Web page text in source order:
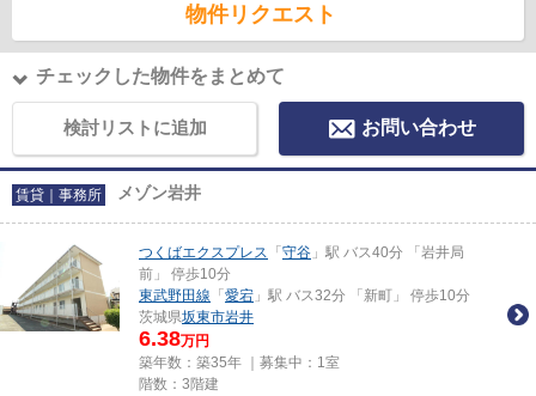
物件リクエスト
チェックした物件をまとめて
検討リストに追加 お問い合わせ
賃貸｜事務所 メゾン岩井
つくばエクスプレス 「 守谷 」駅 バス40分 「岩井局
前」 停歩10分
東武野田線 「 愛宕 」駅 バス32分 「新町」 停歩10分
茨城県坂東市岩井
6.38万円
築年数：築35年 ｜募集中： 1室
階数：3階建